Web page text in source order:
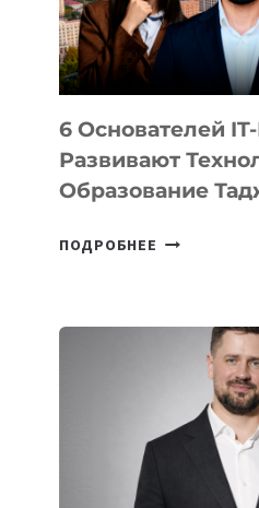
ОТ
OPENAI
6 Основателей
Развивают
Образование
ПОДРОБНЕЕ
КОТОРЫЕ
РАЗВИВАЮТ